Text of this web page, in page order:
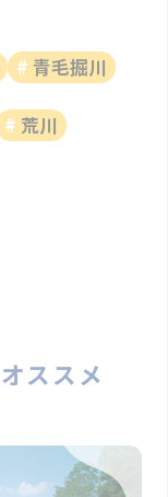
青毛掘川
荒川
ススメ